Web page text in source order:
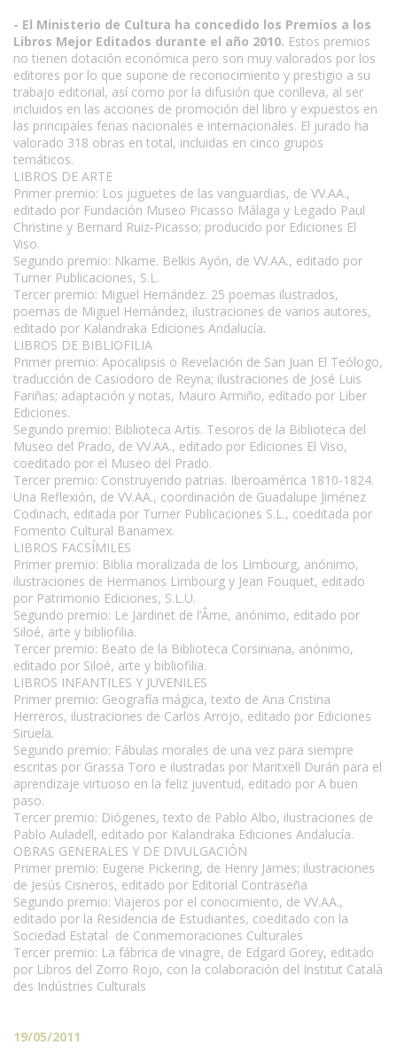
- El Ministerio de Cultura ha concedido los Premios a los
Libros Mejor Editados durante el año 2010. Estos premios
no tienen dotación económica pero son muy valorados por los
editores por lo que supone de reconocimiento y prestigio a su
trabajo editorial, así como por la difusión que conlleva, al ser
incluidos en las acciones de promoción del libro y expuestos en
las principales ferias nacionales e internacionales. El jurado ha
valorado 318 obras en total, incluidas en cinco grupos
temáticos.
LIBROS DE ARTE
Primer premio: Los juguetes de las vanguardias, de VV.AA.,
editado por Fundación Museo Picasso Málaga y Legado Paul
Christine y Bernard Ruiz-Picasso; producido por Ediciones El
Viso.
Segundo premio: Nkame. Belkis Ayón, de VV.AA., editado por
Turner Publicaciones, S.L.
Tercer premio: Miguel Hernández. 25 poemas ilustrados,
poemas de Miguel Hernández, ilustraciones de varios autores,
editado por Kalandraka Ediciones Andalucía.
LIBROS DE BIBLIOFILIA
Primer premio: Apocalipsis o Revelación de San Juan El Teólogo,
traducción de Casiodoro de Reyna; ilustraciones de José Luis
Fariñas; adaptación y notas, Mauro Armiño, editado por Liber
Ediciones.
Segundo premio: Biblioteca Artis. Tesoros de la Biblioteca del
Museo del Prado, de VV.AA., editado por Ediciones El Viso,
coeditado por el Museo del Prado.
Tercer premio: Construyendo patrias. Iberoamérica 1810-1824.
Una Reflexión, de VV.AA., coordinación de Guadalupe Jiménez
Codinach, editada por Turner Publicaciones S.L., coeditada por
Fomento Cultural Banamex.
LIBROS FACSÍMILES
Primer premio: Biblia moralizada de los Limbourg, anónimo,
ilustraciones de Hermanos Limbourg y Jean Fouquet, editado
por Patrimonio Ediciones, S.L.U.
Segundo premio: Le Jardinet de l’Âme, anónimo, editado por
Siloé, arte y bibliofilia.
Tercer premio: Beato de la Biblioteca Corsiniana, anónimo,
editado por Siloé, arte y bibliofilia.
LIBROS INFANTILES Y JUVENILES
Primer premio: Geografía mágica, texto de Ana Cristina
Herreros, ilustraciones de Carlos Arrojo, editado por Ediciones
Siruela.
Segundo premio: Fábulas morales de una vez para siempre
escritas por Grassa Toro e ilustradas por Maritxell Durán para el
aprendizaje virtuoso en la feliz juventud, editado por A buen
paso.
Tercer premio: Diógenes, texto de Pablo Albo, ilustraciones de
Pablo Auladell, editado por Kalandraka Ediciones Andalucía.
OBRAS GENERALES Y DE DIVULGACIÓN
Primer premio: Eugene Pickering, de Henry James; ilustraciones
de Jesús Cisneros, editado por Editorial Contraseña
Segundo premio: Viajeros por el conocimiento, de VV.AA.,
editado por la Residencia de Estudiantes, coeditado con la
Sociedad Estatal de Conmemoraciones Culturales
Tercer premio: La fábrica de vinagre, de Edgard Gorey, editado
por Libros del Zorro Rojo, con la colaboración del Institut Català
des Indústries Culturals
19/05/2011